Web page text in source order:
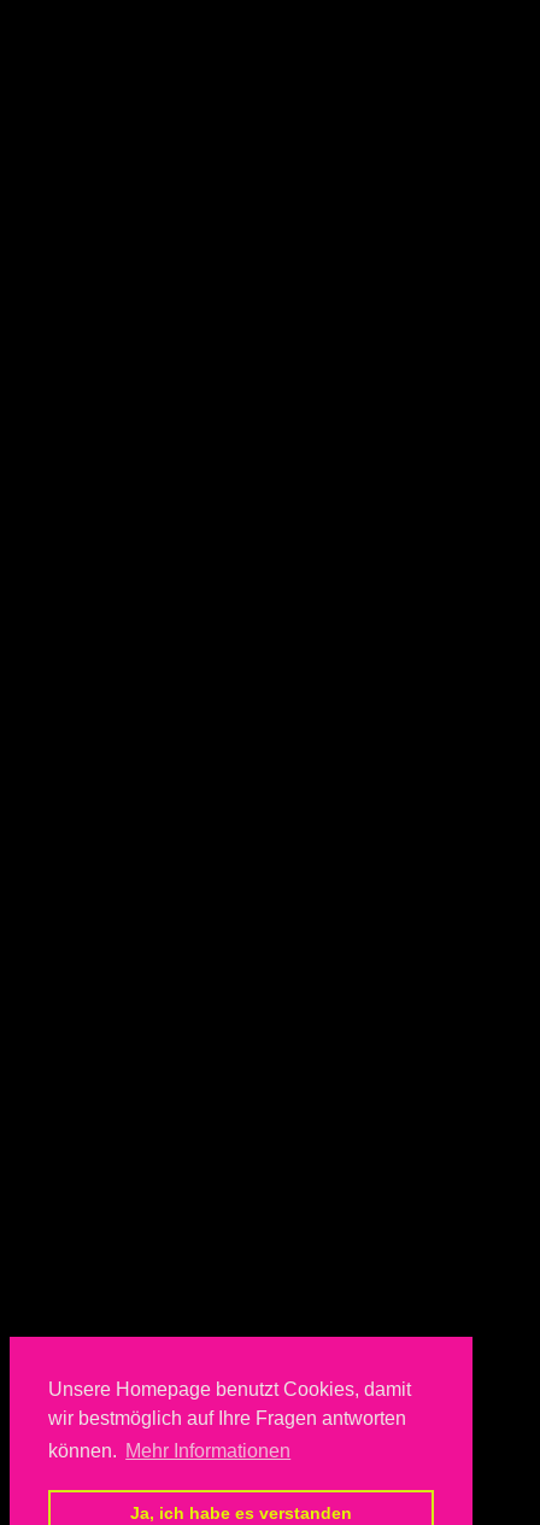
Unsere Homepage benutzt Cookies, damit
wir bestmöglich auf Ihre Fragen antworten
können. Mehr Informationen
Ja, ich habe es verstanden